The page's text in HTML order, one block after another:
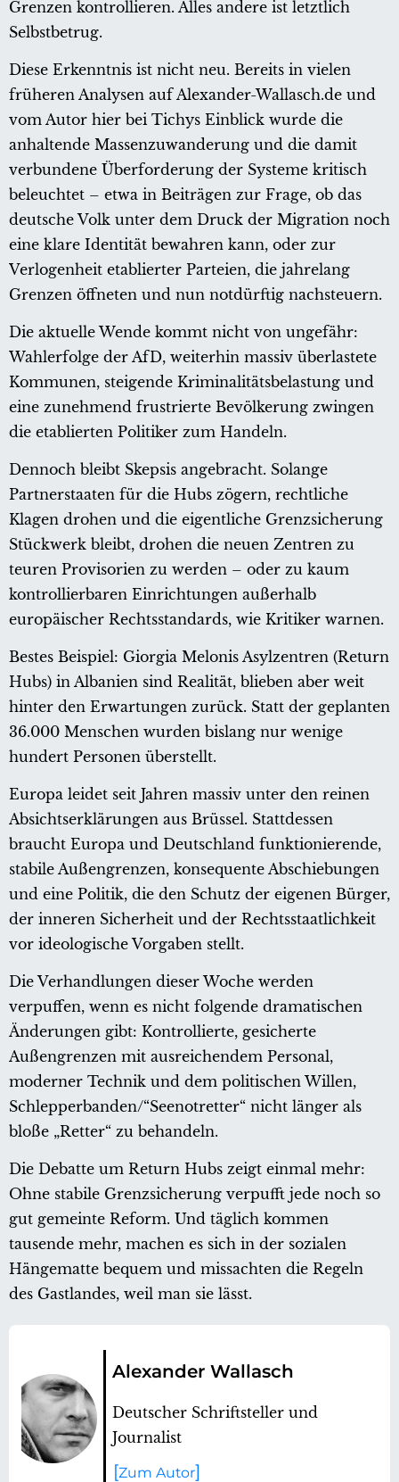
Grenzen kontrollieren. Alles andere ist letztlich
Selbstbetrug.
Diese Erkenntnis ist nicht neu. Bereits in vielen
früheren Analysen auf Alexander-Wallasch.de und
vom Autor hier bei Tichys Einblick wurde die
anhaltende Massenzuwanderung und die damit
verbundene Überforderung der Systeme kritisch
beleuchtet – etwa in Beiträgen zur Frage, ob das
deutsche Volk unter dem Druck der Migration noch
eine klare Identität bewahren kann, oder zur
Verlogenheit etablierter Parteien, die jahrelang
Grenzen öffneten und nun notdürftig nachsteuern.
Die aktuelle Wende kommt nicht von ungefähr:
Wahlerfolge der AfD, weiterhin massiv überlastete
Kommunen, steigende Kriminalitätsbelastung und
eine zunehmend frustrierte Bevölkerung zwingen
die etablierten Politiker zum Handeln.
Dennoch bleibt Skepsis angebracht. Solange
Partnerstaaten für die Hubs zögern, rechtliche
Klagen drohen und die eigentliche Grenzsicherung
Stückwerk bleibt, drohen die neuen Zentren zu
teuren Provisorien zu werden – oder zu kaum
kontrollierbaren Einrichtungen außerhalb
europäischer Rechtsstandards, wie Kritiker warnen.
Bestes Beispiel: Giorgia Melonis Asylzentren (Return
Hubs) in Albanien sind Realität, blieben aber weit
hinter den Erwartungen zurück. Statt der geplanten
36.000 Menschen wurden bislang nur wenige
hundert Personen überstellt.
Europa leidet seit Jahren massiv unter den reinen
Absichtserklärungen aus Brüssel. Stattdessen
braucht Europa und Deutschland funktionierende,
stabile Außengrenzen, konsequente Abschiebungen
und eine Politik, die den Schutz der eigenen Bürger,
der inneren Sicherheit und der Rechtsstaatlichkeit
vor ideologische Vorgaben stellt.
Die Verhandlungen dieser Woche werden
verpuffen, wenn es nicht folgende dramatischen
Änderungen gibt: Kontrollierte, gesicherte
Außengrenzen mit ausreichendem Personal,
moderner Technik und dem politischen Willen,
Schlepperbanden/“Seenotretter“ nicht länger als
bloße „Retter“ zu behandeln.
Die Debatte um Return Hubs zeigt einmal mehr:
Ohne stabile Grenzsicherung verpufft jede noch so
gut gemeinte Reform. Und täglich kommen
tausende mehr, machen es sich in der sozialen
Hängematte bequem und missachten die Regeln
des Gastlandes, weil man sie lässt.
Alexander Wallasch
Deutscher Schriftsteller und
Journalist
Zum Autor